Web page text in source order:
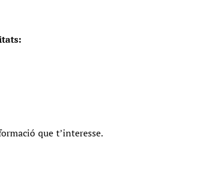
que t’interesse.